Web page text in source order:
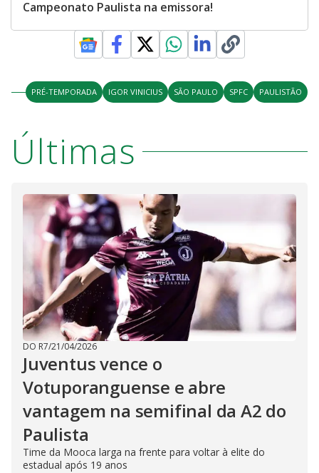
Campeonato Paulista na emissora!
PRÉ-TEMPORADA IGOR VINICIUS SÃO PAULO SPFC PAULISTÃO
Últimas
DO R7/21/04/2026
Juventus vence o
Votuporanguense e abre
vantagem na semifinal da A2 do
Paulista
Time da Mooca larga na frente para voltar à elite do
estadual após 19 anos